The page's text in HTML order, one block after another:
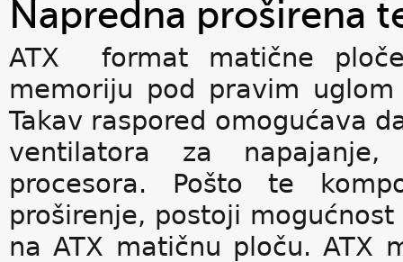
Napredna proširena
ATX format matične
memoriju pod pravim
Takav raspored omogućava
ventilatora za
procesora. Pošto te
proširenje, postoji
na ATX matičnu ploču. ATX